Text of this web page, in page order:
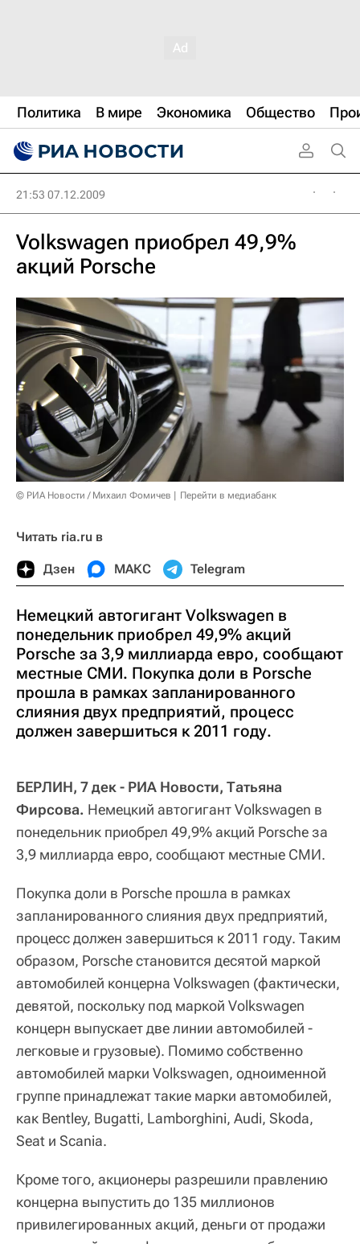
Политика В мире Экономика Общество
21:53 07.12.2009
Volkswagen приобрел 49,9%
акций Porsche
© РИА Новости / Михаил Фомичев Перейти в медиабанк
Читать ria.ru в
Дзен МАКС Telegram
Немецкий автогигант Volkswagen в
понедельник приобрел 49,9% акций
Porsche за 3,9 миллиарда евро, сообщают
местные СМИ. Покупка доли в Porsche
прошла в рамках запланированного
слияния двух предприятий, процесс
должен завершиться к 2011 году.
БЕРЛИН, 7 дек - РИА Новости, Татьяна
Фирсова. Немецкий автогигант Volkswagen в
понедельник приобрел 49,9% акций Porsche за
3,9 миллиарда евро, сообщают местные СМИ.
Покупка доли в Porsche прошла в рамках
запланированного слияния двух предприятий,
процесс должен завершиться к 2011 году. Таким
образом, Porsche становится десятой маркой
автомобилей концерна Volkswagen (фактически,
девятой, поскольку под маркой Volkswagen
концерн выпускает две линии автомобилей -
легковые и грузовые). Помимо собственно
автомобилей марки Volkswagen, одноименной
группе принадлежат такие марки автомобилей,
как Bentley, Bugatti, Lamborghini, Audi, Skoda,
Seat и Scania.
Кроме того, акционеры разрешили правлению
концерна выпустить до 135 миллионов
привилегированных акций, деньги от продажи